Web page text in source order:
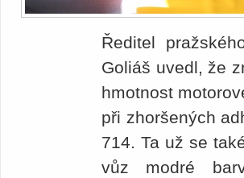
Ředitel
Goliáš uvedl, že
hmotnost
při zhoršených
714. Ta už se
vůz modré